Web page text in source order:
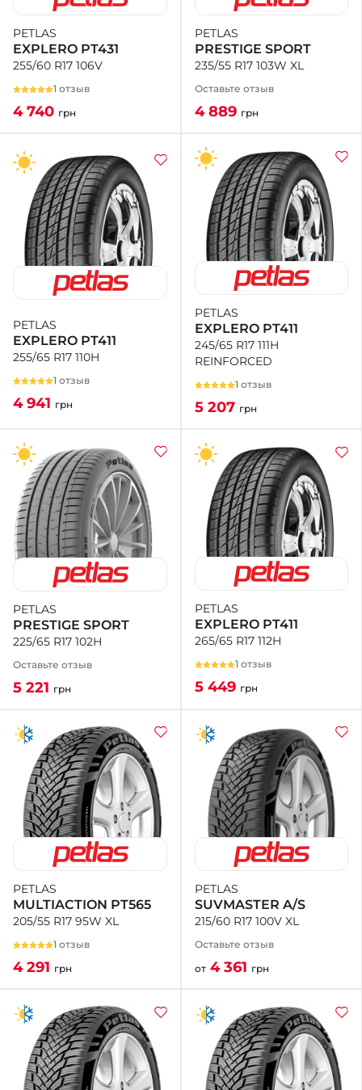
PETLAS
EXPLERO PT431
255/60 R17 106V
1 отзыв
4 740 грн
PETLAS
PRESTIGE SPORT
235/55 R17 103W XL
Оставьте отзыв
4 889 грн
PETLAS
EXPLERO PT411
255/65 R17 110H
1 отзыв
4 941 грн
PETLAS
EXPLERO PT411
245/65 R17 111H
REINFORCED
1 отзыв
5 207 грн
PETLAS
PRESTIGE SPORT
225/65 R17 102H
Оставьте отзыв
5 221 грн
PETLAS
EXPLERO PT411
265/65 R17 112H
1 отзыв
5 449 грн
PETLAS
MULTIACTION PT565
205/55 R17 95W XL
1 отзыв
4 291 грн
PETLAS
SUVMASTER A/S
215/60 R17 100V XL
Оставьте отзыв
от 4 361 грн